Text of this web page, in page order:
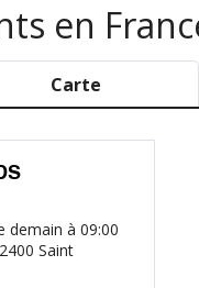
en
Carte
demain à 09:00
Saint